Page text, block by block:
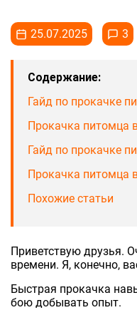
25.07.2025 3
Содержание:
Гайд по прокачке
Прокачка питомца
Гайд по прокачке
Прокачка питомца
Похожие статьи
Приветствую друзья.
времени. Я, конечно,
Быстрая прокачка
бою добывать опыт.